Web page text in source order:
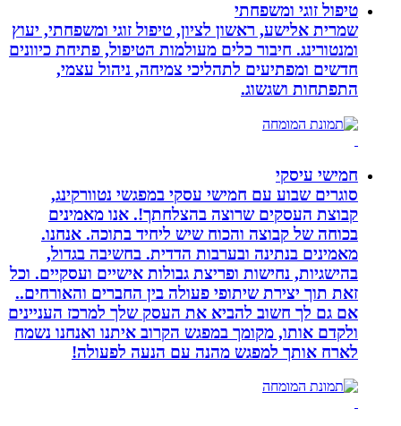
טיפול זוגי ומשפחתי
שמרית אלישע, ראשון לציון, טיפול זוגי ומשפחתי, יעוץ
ומנטורינג. חיבור כלים מעולמות הטיפול, פתיחת כיוונים
חדשים ומפתיעים לתהליכי צמיחה, ניהול עצמי,
התפתחות ושגשוג.
חמישי עיסקי
סוגרים שבוע עם חמישי עסקי במפגשי נטוורקינג,
קבוצת העסקים שרוצה בהצלחתך!. אנו מאמינים
בכוחה של קבוצה והכוח שיש ליחיד בתוכה. אנחנו.
מאמינים בנתינה ובערבות הדדית. בחשיבה בגדול,
בהישגיות, נחישות ופריצת גבולות אישיים ועסקיים. וכל
זאת תוך יצירת שיתופי פעולה בין החברים והאורחים..
אם גם לך חשוב להביא את העסק שלך למרכז העניינים
ולקדם אותו, מקומך במפגש הקרוב איתנו ואנחנו נשמח
לארח אותך למפגש מהנה עם הנעה לפעולה!